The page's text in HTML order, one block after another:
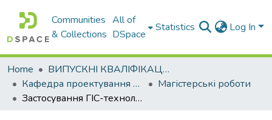
Communities
& Collections
All of
DSpace
Statistics Log In
Home
ВИПУСКНІ КВАЛІФІКАЦІЙНІ РОБОТИ
Кафедра проектування доріг, геодезії і землеустрою
Магістерські роботи
Застосування ГІС-технологій у створенні проекту землеустрою щодо управління земельними ресурсами на прикладі с. Кочержинці Черкаської області